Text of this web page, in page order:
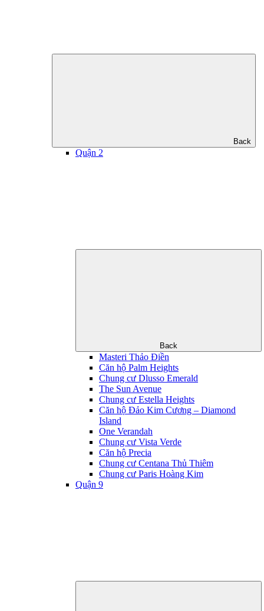
Back
Quận 2
Back
Masteri Thảo Điền
Căn hộ Palm Heights
Chung cư Dlusso Emerald
The Sun Avenue
Chung cư Estella Heights
Căn hộ Đảo Kim Cương – Diamond
Island
One Verandah
Chung cư Vista Verde
Căn hộ Precia
Chung cư Centana Thủ Thiêm
Chung cư Paris Hoàng Kim
Quận 9